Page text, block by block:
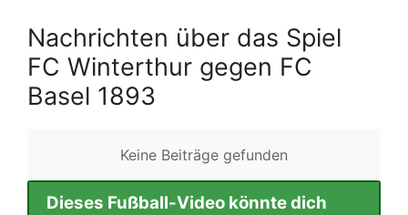
Nachrichten über das Spiel
FC Winterthur gegen FC
Basel 1893
Keine Beiträge gefunden
Dieses Fußball-Video könnte dich